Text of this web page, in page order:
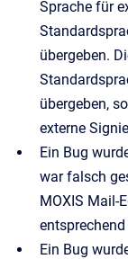
Sprache für
übergeben.
übergeben,
externe
Ein Bug
war falsch
MOXIS Mail-
Ein Bug